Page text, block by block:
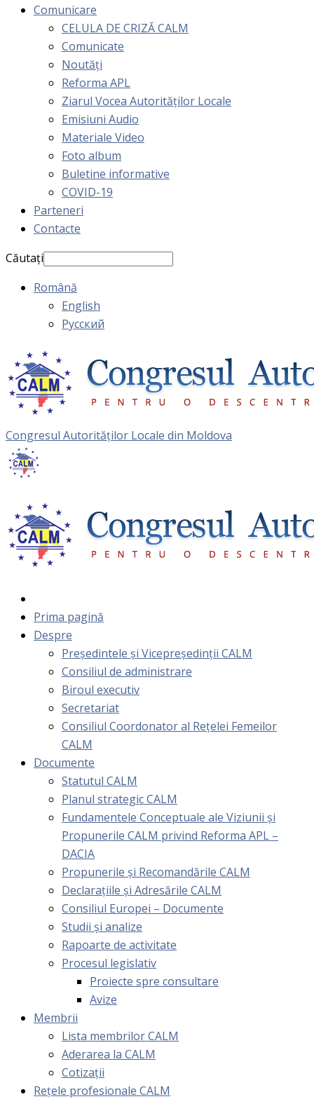
Comunicare
CELULA DE CRIZĂ CALM
Comunicate
Noutăți
Reforma APL
Ziarul Vocea Autorităților Locale
Emisiuni Audio
Materiale Video
Foto album
Buletine informative
COVID-19
Parteneri
Contacte
Căutați
Română
English
Русский
Congresul Autorităţilor Locale din Moldova
Prima pagină
Despre
Președintele și Vicepreședinții CALM
Consiliul de administrare
Biroul executiv
Secretariat
Consiliul Coordonator al Rețelei Femeilor
CALM
Documente
Statutul CALM
Planul strategic CALM
Fundamentele Conceptuale ale Viziunii și
Propunerile CALM privind Reforma APL –
DACIA
Propunerile și Recomandările CALM
Declarațiile și Adresările CALM
Consiliul Europei – Documente
Studii și analize
Rapoarte de activitate
Procesul legislativ
Proiecte spre consultare
Avize
Membrii
Lista membrilor CALM
Aderarea la CALM
Cotizaţii
Rețele profesionale CALM